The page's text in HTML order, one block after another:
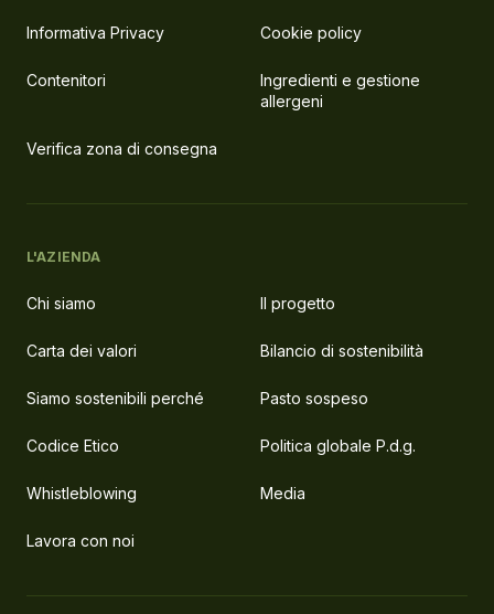
Informativa Privacy Cookie policy
Contenitori
Ingredienti e gestione
allergeni
Verifica zona di consegna
L'AZIENDA
Chi siamo Il progetto
Carta dei valori Bilancio di sostenibilità
Siamo sostenibili perché Pasto sospeso
Codice Etico Politica globale P.d.g.
Whistleblowing Media
Lavora con noi